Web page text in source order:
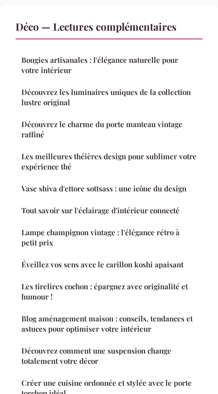
Déco — Lectures complémentaires
Bougies artisanales : l'élégance naturelle pour
votre intérieur
Découvrez les luminaires uniques de la collection
lustre original
Découvrez le charme du porte manteau vintage
raffiné
Les meilleures théières design pour sublimer votre
expérience thé
Vase shiva d'ettore sottsass : une icône du design
Tout savoir sur l'éclairage d'intérieur connecté
Lampe champignon vintage : l'élégance rétro à
petit prix
Éveillez vos sens avec le carillon koshi apaisant
Les tirelires cochon : épargnez avec originalité et
humour !
Blog aménagement maison : conseils, tendances et
astuces pour optimiser votre intérieur
Découvrez comment une suspension change
totalement votre décor
Créer une cuisine ordonnée et stylée avec le porte